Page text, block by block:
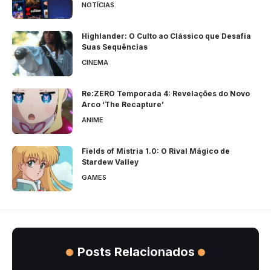
NOTÍCIAS
Highlander: O Culto ao Clássico que Desafia
Suas Sequências
CINEMA
Re:ZERO Temporada 4: Revelações do Novo
Arco ‘The Recapture’
ANIME
Fields of Mistria 1.0: O Rival Mágico de
Stardew Valley
GAMES
Posts Relacionados